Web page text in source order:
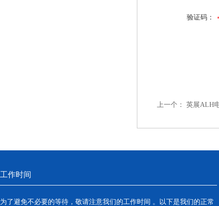
验证码：
上一个： 英展ALH
工作时间
为了避免不必要的等待，敬请注意我们的工作时间 。以下是我们的正常